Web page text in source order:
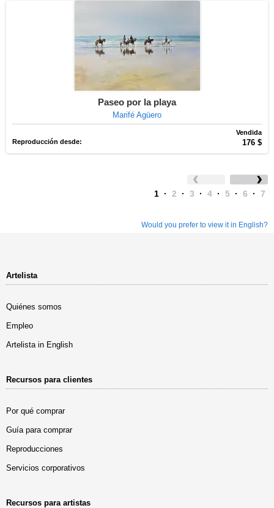
Paseo por la playa
Marifé Agüero
Vendida
Reproducción desde:
176 $
1 · 2 · 3 · 4 · 5 · 6 · 7
Would you prefer to view it in English?
Artelista
Quiénes somos
Empleo
Artelista in English
Recursos para clientes
Por qué comprar
Guía para comprar
Reproducciones
Servicios corporativos
Recursos para artistas